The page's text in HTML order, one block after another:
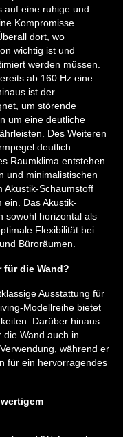
auf eine ruhige und
Kompromisse
dort, wo
wichtig ist und
werden müssen.
ab 160 Hz eine
ist der
um störende
um eine deutliche
Des Weiteren
deutlich
Raumklima entstehen
und minimalistischen
Akustik-Schaumstoff
ein. Das Akustik-
sowohl horizontal als
Flexibilität bei
Büroräumen.
für die Wand?
Ausstattung für
Modellreihe bietet
Darüber hinaus
Wand auch in
während er
für ein hervorragendes